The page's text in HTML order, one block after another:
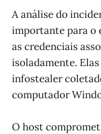
A análise do
importante para o
as credenciais
isoladamente.
infostealer
computador
O host